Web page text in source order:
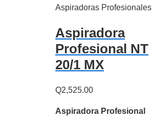
Aspiradoras Profesionales
Aspiradora
Profesional NT
20/1 MX
Q2,525.00
Aspiradora Profesional